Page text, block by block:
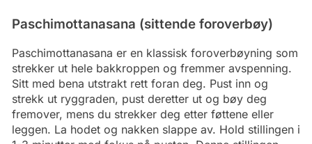
Paschimottanasana (sittende foroverbøy)
Paschimottanasana er en klassisk foroverbøyning som
strekker ut hele bakkroppen og fremmer avspenning.
Sitt med bena utstrakt rett foran deg. Pust inn og
strekk ut ryggraden, pust deretter ut og bøy deg
fremover, mens du strekker deg etter føttene eller
leggen. La hodet og nakken slappe av. Hold stillingen i